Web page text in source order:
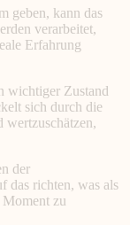
geben, kann das
verarbeitet,
Erfahrung
wichtiger Zustand
sich durch die
wertzuschätzen,
der
das richten, was als
zu